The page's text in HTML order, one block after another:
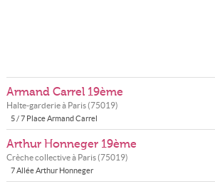
Armand Carrel 19ème
Halte-garderie à Paris(75019)
5 / 7 Place Armand Carrel
Arthur Honneger 19ème
Crèche collective à Paris(75019)
7 Allée Arthur Honneger